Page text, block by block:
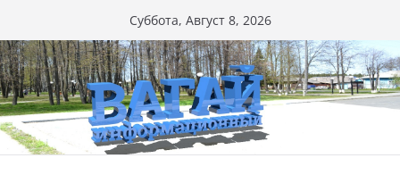
к
содержимому
Суббота, Август 8, 2026